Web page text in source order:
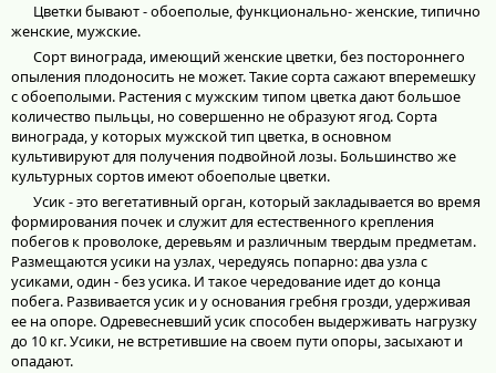
Цветки бывают - обоеполые, функционально- женские, типично
женские, мужские.
Сорт винограда, имеющий женские цветки, без постороннего
опыления плодоносить не может. Такие сорта сажают вперемешку
с обоеполыми. Растения с мужским типом цветка дают большое
количество пыльцы, но совершенно не образуют ягод. Сорта
винограда, у которых мужской тип цветка, в основном
культивируют для получения подвойной лозы. Большинство же
культурных сортов имеют обоеполые цветки.
Усик - это вегетативный орган, который закладывается во время
формирования почек и служит для естественного крепления
побегов к проволоке, деревьям и различным твердым предметам.
Размещаются усики на узлах, чередуясь попарно: два узла с
усиками, один - без усика. И такое чередование идет до конца
побега. Развивается усик и у основания гребня грозди, удерживая
ее на опоре. Одревесневший усик способен выдерживать нагрузку
до 10 кг. Усики, не встретившие на своем пути опоры, засыхают и
опадают.